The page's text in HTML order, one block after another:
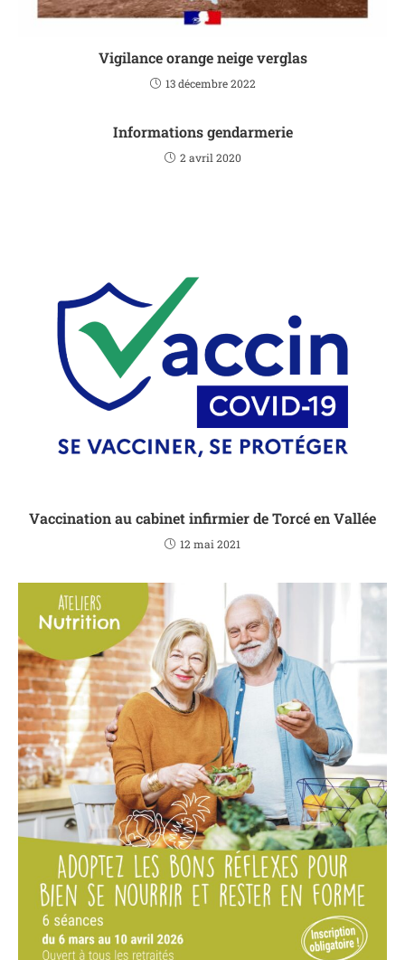
Vigilance orange neige verglas
13 décembre 2022
Informations gendarmerie
2 avril 2020
Vaccination au cabinet infirmier de Torcé en Vallée
12 mai 2021